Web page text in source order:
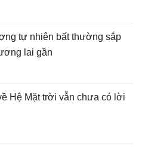
tự nhiên bất thường sắp
lai gần
Hệ Mặt trời vẫn chưa có lời